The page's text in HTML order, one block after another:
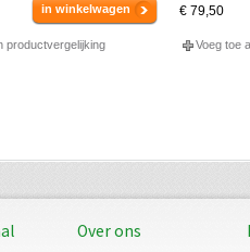
in winkelwagen
productvergelijking
€ 79,50
Voeg toe
Over ons